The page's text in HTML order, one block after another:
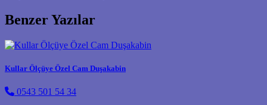
Benzer Yazılar
Kullar Ölçüye Özel Cam Duşakabin
0543 501 54 34